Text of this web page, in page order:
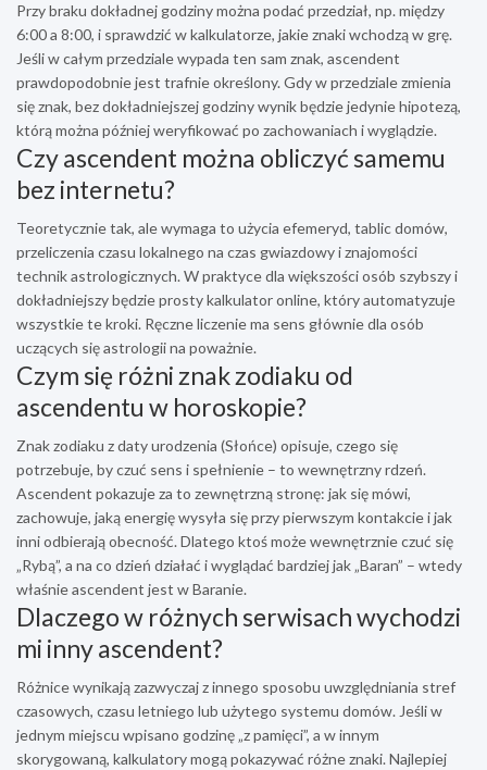
Przy braku dokładnej godziny można podać przedział, np. między
6:00 a 8:00, i sprawdzić w kalkulatorze, jakie znaki wchodzą w grę.
Jeśli w całym przedziale wypada ten sam znak, ascendent
prawdopodobnie jest trafnie określony. Gdy w przedziale zmienia
się znak, bez dokładniejszej godziny wynik będzie jedynie hipotezą,
którą można później weryfikować po zachowaniach i wyglądzie.
Czy ascendent można obliczyć samemu
bez internetu?
Teoretycznie tak, ale wymaga to użycia efemeryd, tablic domów,
przeliczenia czasu lokalnego na czas gwiazdowy i znajomości
technik astrologicznych. W praktyce dla większości osób szybszy i
dokładniejszy będzie prosty kalkulator online, który automatyzuje
wszystkie te kroki. Ręczne liczenie ma sens głównie dla osób
uczących się astrologii na poważnie.
Czym się różni znak zodiaku od
ascendentu w horoskopie?
Znak zodiaku z daty urodzenia (Słońce) opisuje, czego się
potrzebuje, by czuć sens i spełnienie – to wewnętrzny rdzeń.
Ascendent pokazuje za to zewnętrzną stronę: jak się mówi,
zachowuje, jaką energię wysyła się przy pierwszym kontakcie i jak
inni odbierają obecność. Dlatego ktoś może wewnętrznie czuć się
„Rybą”, a na co dzień działać i wyglądać bardziej jak „Baran” – wtedy
właśnie ascendent jest w Baranie.
Dlaczego w różnych serwisach wychodzi
mi inny ascendent?
Różnice wynikają zazwyczaj z innego sposobu uwzględniania stref
czasowych, czasu letniego lub użytego systemu domów. Jeśli w
jednym miejscu wpisano godzinę „z pamięci”, a w innym
skorygowaną, kalkulatory mogą pokazywać różne znaki. Najlepiej